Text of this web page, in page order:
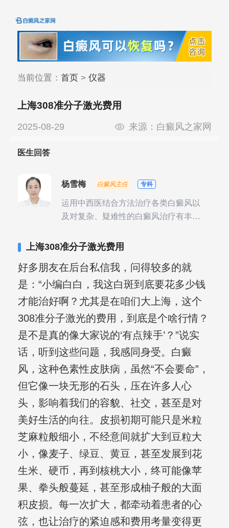
当前位置： 首页> 仪器
上海308准分子激光费用
2025-08-29 来源： 白癜风之家网
医生回答
杨雪梅 白癜风主任 专科
运用中西医结合方法治疗各类白癜风以
及对复杂、疑难性的白癜风治疗有丰富
合巩固用药的调理，并对白癜风患者的
导，全方位帮助患者康复。
上海308准分子激光费用
好多朋友在后台私信我，问得较多的就
是：“小编白白，我这白斑到底要花多少钱
才能治好啊？尤其是在咱们大上海，这个
308准分子激光的费用，到底是个啥行情？
是不是真的像大家说的‘有点辣手’？”说实
话，听到这些问题，我感同身受。白癜
风，这种色素性皮肤病，虽然“不会要命”，
但它像一块无形的石头，压在许多人心
头，影响着我们的容貌、社交，甚至是对
美好生活的向往。皮损初期可能只是米粒
芝麻粒般细小，不经意间就扩大到豆粒大
小，像麦子、绿豆、黄豆，甚至发展到花
生米、硬币，再到核桃大小，终可能像苹
果、拳头般蔓延，甚至形成柚子般的大面
积皮损。每一次扩大，都牵动着患者的心
弦，也让治疗的紧迫感和费用考量变得更